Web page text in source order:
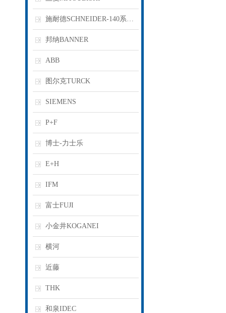
施耐德SCHNEIDER-140系列PLC
邦纳BANNER
ABB
图尔克TURCK
SIEMENS
P+F
博士-力士乐
E+H
IFM
富士FUJI
小金井KOGANEI
横河
近藤
THK
和泉IDEC